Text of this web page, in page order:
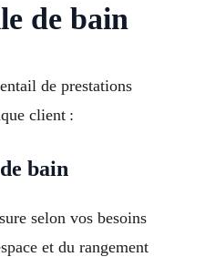
de bain
de prestations
client :
bain
selon vos besoins
et du rangement